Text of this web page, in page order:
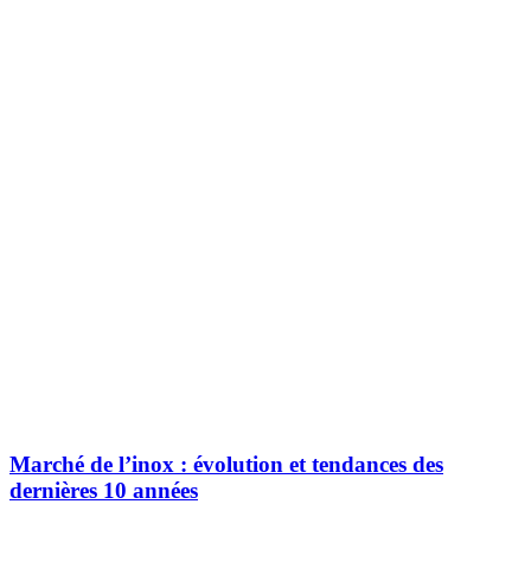
Marché de l’inox : évolution et tendances des
dernières 10 années